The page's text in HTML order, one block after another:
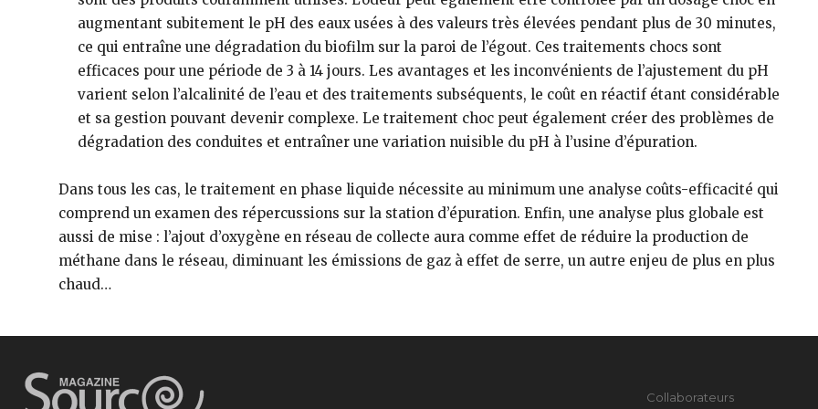
augmentant subitement le pH des eaux usées à des valeurs très élevées pendant plus de 30 minutes,
ce qui entraîne une dégradation du biofilm sur la paroi de l’égout. Ces traitements chocs sont
efficaces pour une période de 3 à 14 jours. Les avantages et les inconvénients de l’ajustement du pH
varient selon l’alcalinité de l’eau et des traitements subséquents, le coût en réactif étant considérable
et sa gestion pouvant devenir complexe. Le traitement choc peut également créer des problèmes de
dégradation des conduites et entraîner une variation nuisible du pH à l’usine d’épuration.
Dans tous les cas, le traitement en phase liquide nécessite au minimum une analyse coûts-efficacité qui
comprend un examen des répercussions sur la station d’épuration. Enfin, une analyse plus globale est
aussi de mise : l’ajout d’oxygène en réseau de collecte aura comme effet de réduire la production de
méthane dans le réseau, diminuant les émissions de gaz à effet de serre, un autre enjeu de plus en plus
chaud…
Collaborateurs